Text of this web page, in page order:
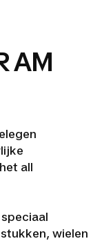
AM
all
wielen